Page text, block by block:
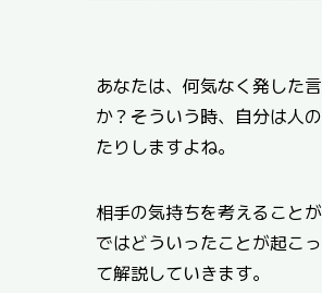
あなたは、何気なく発した
か？そういう時、自分は人
たりしますよね。
相手の気持ちを考えること
ではどういったことが起こ
て解説していきます。